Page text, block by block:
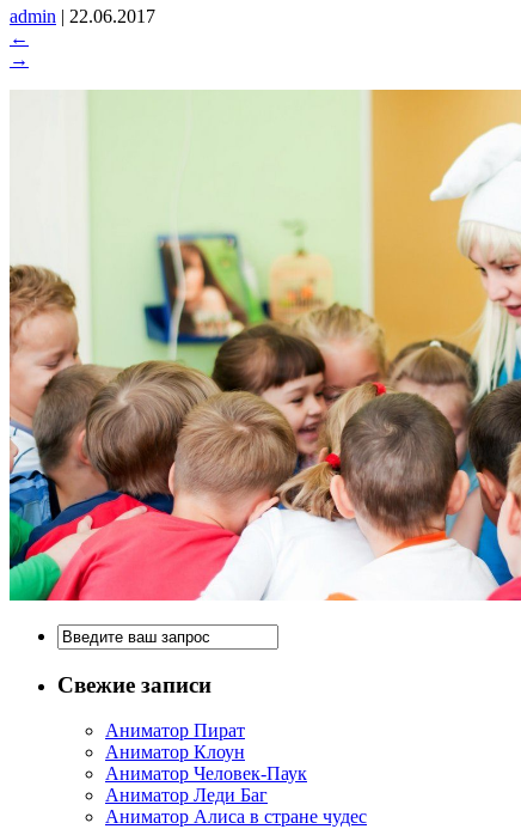
admin | 22.06.2017
←
→
Свежие записи
Аниматор Пират
Аниматор Клоун
Аниматор Человек-Паук
Аниматор Леди Баг
Аниматор Алиса в стране чудес